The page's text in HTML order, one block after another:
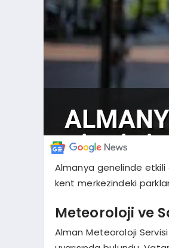
Almanya genelinde etkili
kent merkezindeki
Meteoroloji ve
Alman Meteoroloji Servisi